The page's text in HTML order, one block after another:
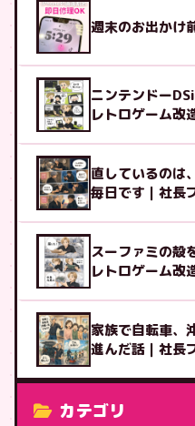
週末のお出かけ
ニンテンドー
レトロゲーム改
直しているのは
毎日です｜社長
スーファミの殻
レトロゲーム改
家族で自転車、
進んだ話｜社長
カテゴリ